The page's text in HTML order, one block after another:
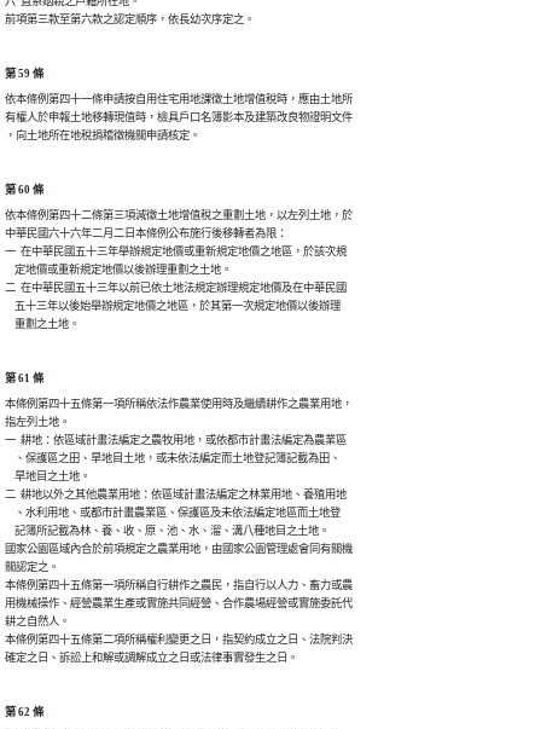
第 59 條
依本條例第四十一條申請按自用住宅用地課徵土地增值稅時，應由土地所
有權人於申報土地移轉現值時，檢具戶口名簿影本及建築改良物證明文件
第 60 條
依本條例第四十二條第三項減徵土地增值稅之重劃土地，以左列土地，於
中華民國六十六年二月二日本條例公布施行後移轉者為限：
一  在中華民國五十三年舉辦規定地價或重新規定地價之地區，於該次規
    定地價或重新規定地價以後辦理重劃之土地。
二  在中華民國五十三年以前已依土地法規定辦理規定地價及在中華民國
    五十三年以後始舉辦規定地價之地區，於其第一次規定地價以後辦理
第 61 條
本條例第四十五條第一項所稱依法作農業使用時及繼續耕作之農業用地，
指左列土地。
一  耕地：依區域計畫法編定之農牧用地，或依都市計畫法編定為農業區
    、保護區之田、旱地目土地，或未依法編定而土地登記簿記載為田、
    旱地目之土地。
二  耕地以外之其他農業用地：依區域計畫法編定之林業用地、養殖用地
    、水利用地、或都市計畫農業區、保護區及未依法編定地區而土地登
    記簿所記載為林、養、收、原、池、水、溜、溝八種地目之土地。
國家公園區域內合於前項規定之農業用地，由國家公園管理處會同有關機
關認定之。
本條例第四十五條第一項所稱自行耕作之農民，指自行以人力、畜力或農
用機械操作、經營農業生產或實施共同經營、合作農場經營或實施委託代
耕之自然人。
本條例第四十五條第二項所稱權利變更之日，指契約成立之日、法院判決
確定之日、訴訟上和解或調解成立之日或法律事實發生之日。
第 62 條